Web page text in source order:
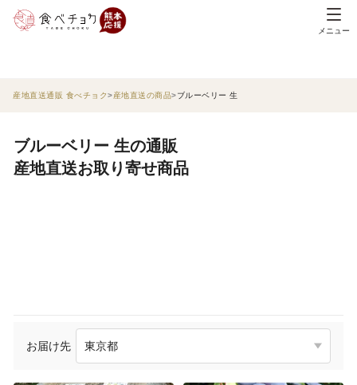
メニュー
産地直送通販 食べチョク 産地直送の商品 ブルーベリー 生
ブルーベリー 生の通販
産地直送お取り寄せ商品
お届け先